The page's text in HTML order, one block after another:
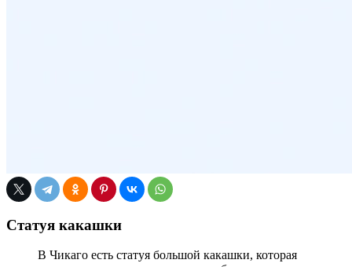
Статуя какашки
В Чикаго есть статуя большой какашки, которая